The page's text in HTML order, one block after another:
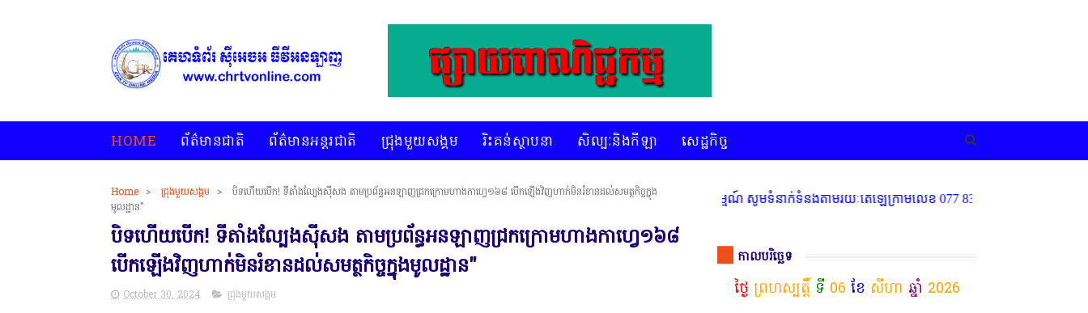
HOME ព័ត៌មានជាតិ ព័ត៌មានអន្តរជាតិ ជ្រុងមួយសង្គម រិះគន់ស្ថាបនា សិល្បៈនិងកីឡា សេដ្ឋកិច្ច
Home > ជ្រុងមួយសង្គម >
បិទហើយបើក! ទីតាំងល្បែងសុីសង តាមប្រព័ន្ធអនឡាញជ្រកក្រោមហាងកាហ្វេ១៦៨ បើកឡើងវិញហាក់មិនរំខានដល់សមត្ថកិច្ចក្នុង
មូលដ្ឋាន"
បិទហើយបើក! ទីតាំងល្បែងសុីសង តាមប្រព័ន្ធអនឡាញជ្រកក្រោមហាងកាហ្វេ១៦៨
បើកឡើងវិញហាក់មិនរំខានដល់សមត្ថកិច្ចក្នុងមូលដ្ឋាន"
October 30, 2024 ជ្រុងមួយសង្គម
េហទំព័រ ស៊ីអេចអធីវីអនឡាញ ជាព័ត៌មានពិត រហ័ស អព្យាក្រឹត និងរៀបចំ ជ្រើសរើស ក្រុមការងារ នៅតាមបណ្តាលរាជធានី ខេត្ត មានចំណាប់អារម្មណ៍ សូមទំនាក់ទំនងតាមរយៈតេឡេក្រាមលេខ 077 83 66 11
កាលបរិច្ឆេទ
ថ្ងៃ ព្រហស្បត្តិ៍ ទី 06 ខែ សីហា ឆ្នាំ 2026